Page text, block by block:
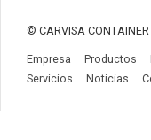
© CARVISA CONTAINER
Empresa Productos
Servicios
Noticias